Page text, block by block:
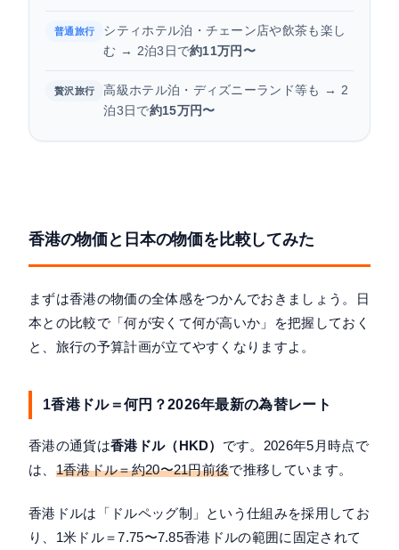
普通旅行
シティホテル泊・チェーン店や飲茶も楽し
む → 2泊3日で約11万円〜
贅沢旅行
高級ホテル泊・ディズニーランド等も → 2
泊3日で約15万円〜
香港の物価と日本の物価を比較してみた
まずは香港の物価の全体感をつかんでおきましょう。日
本との比較で「何が安くて何が高いか」を把握しておく
と、旅行の予算計画が立てやすくなりますよ。
1香港ドル＝何円？2026年最新の為替レート
香港の通貨は香港ドル（HKD） です。2026年5月時点で
は、 1香港ドル＝約20〜21円前後で推移しています。
香港ドルは「ドルペッグ制」という仕組みを採用してお
り、1米ドル＝7.75〜7.85香港ドルの範囲に固定されて